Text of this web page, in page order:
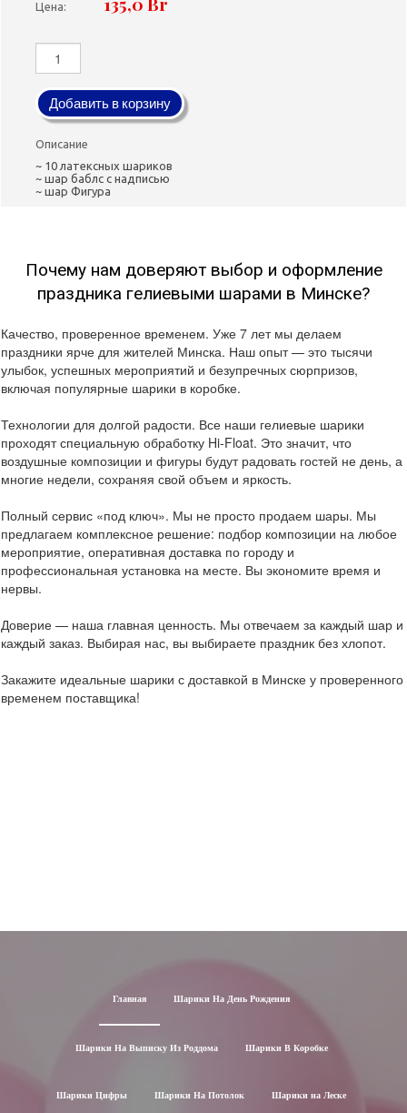
Цена:
Добавить в корзину
Описание
~ 10 латексных шариков
~ шар баблс с надписью
~ шар Фигура
Почему нам доверяют выбор и оформление
праздника гелиевыми шарами в Минске?
Качество, проверенное временем. Уже 7 лет мы делаем
праздники ярче для жителей Минска. Наш опыт — это тысячи
улыбок, успешных мероприятий и безупречных сюрпризов,
включая популярные шарики в коробке.
Технологии для долгой радости. Все наши гелиевые шарики
проходят специальную обработку Hi-Float. Это значит, что
воздушные композиции и фигуры будут радовать гостей не день, а
многие недели, сохраняя свой объем и яркость.
Полный сервис «под ключ». Мы не просто продаем шары. Мы
предлагаем комплексное решение: подбор композиции на любое
мероприятие, оперативная доставка по городу и
профессиональная установка на месте. Вы экономите время и
нервы.
Доверие — наша главная ценность. Мы отвечаем за каждый шар и
каждый заказ. Выбирая нас, вы выбираете праздник без хлопот.
Закажите идеальные шарики с доставкой в Минске у проверенного
временем поставщика!
Главная Шарики На День Рождения
Шарики На Выписку Из Роддома Шарики В Коробке
Шарики Цифры Шарики На Потолок Шарики на Леске